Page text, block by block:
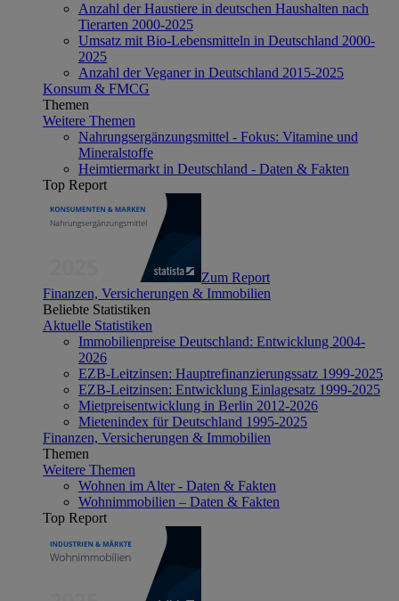
Anzahl der Haustiere in deutschen Haushalten nach
Tierarten 2000-2025
Umsatz mit Bio-Lebensmitteln in Deutschland 2000-
2025
Anzahl der Veganer in Deutschland 2015-2025
Konsum & FMCG
Themen
Weitere Themen
Nahrungsergänzungsmittel - Fokus: Vitamine und
Mineralstoffe
Heimtiermarkt in Deutschland - Daten & Fakten
Top Report
Zum Report
Finanzen, Versicherungen & Immobilien
Beliebte Statistiken
Aktuelle Statistiken
Immobilienpreise Deutschland: Entwicklung 2004-
2026
EZB-Leitzinsen: Hauptrefinanzierungssatz 1999-2025
EZB-Leitzinsen: Entwicklung Einlagesatz 1999-2025
Mietpreisentwicklung in Berlin 2012-2026
Mietenindex für Deutschland 1995-2025
Finanzen, Versicherungen & Immobilien
Themen
Weitere Themen
Wohnen im Alter - Daten & Fakten
Wohnimmobilien – Daten & Fakten
Top Report